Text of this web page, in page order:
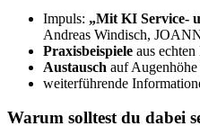
Impuls: „Mit KI Service-
Andreas Windisch,
Praxisbeispiele aus
Austausch auf
weiterführende
Warum solltest du dabei